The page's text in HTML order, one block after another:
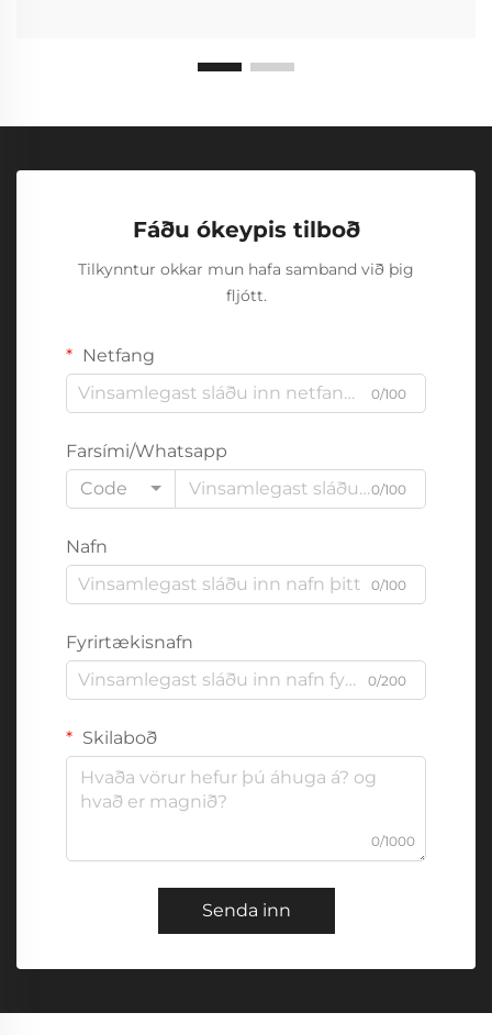
Fáðu ókeypis tilboð
Tilkynntur okkar mun hafa samband við þig
fljótt.
Netfang
0/100
Farsími/Whatsapp
Code
0/100
Nafn
0/100
Fyrirtækisnafn
0/200
Skilaboð
0/1000
Senda inn